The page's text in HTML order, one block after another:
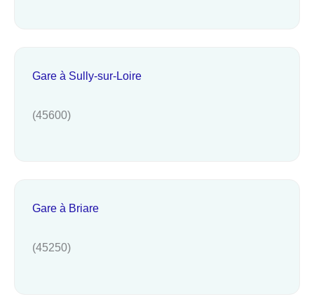
Gare à Sully-sur-Loire
(45600)
Gare à Briare
(45250)